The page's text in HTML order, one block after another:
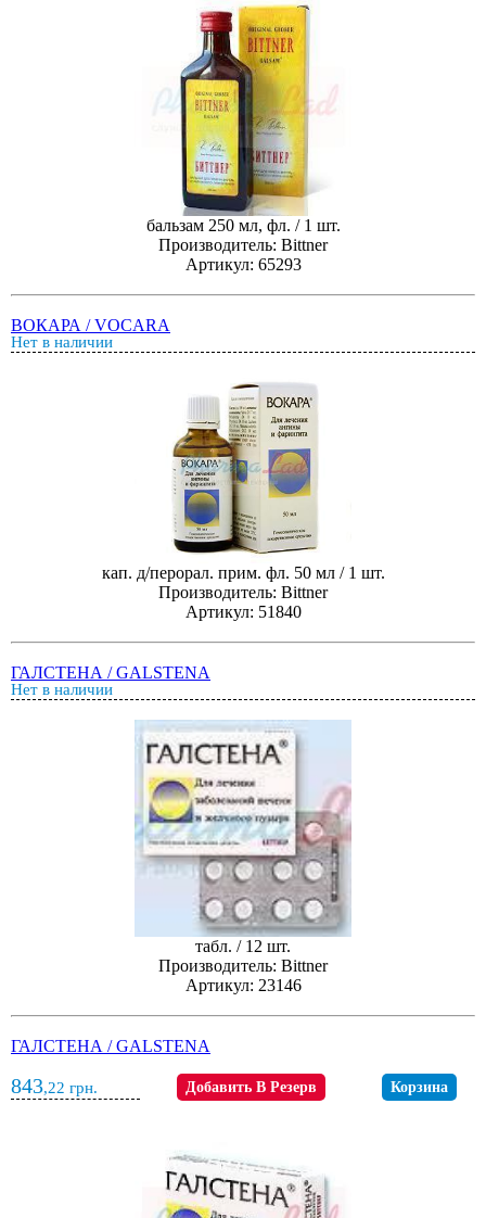
бальзам 250 мл, фл. / 1 шт.
Производитель: Bittner
Артикул: 65293
ВОКАРА / VOCARA
Нет в наличии
кап. д/перорал. прим. фл. 50 мл / 1 шт.
Производитель: Bittner
Артикул: 51840
ГАЛСТЕНА / GALSTENA
Нет в наличии
табл. / 12 шт.
Производитель: Bittner
Артикул: 23146
ГАЛСТЕНА / GALSTENA
843,22 грн. Добавить В Резерв Корзина